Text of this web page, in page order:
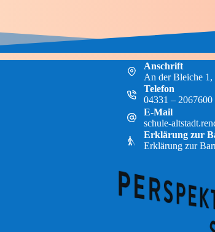
Anschrift
An der Bleiche 1,
Telefon
04331 – 2067600
E-Mail
schule-
Erklärung zur
Erklärung zur